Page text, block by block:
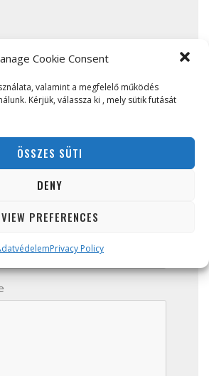
Cookie Consent
valamint a megfelelő működés
Kérjük, válassza ki , mely sütik futását
ÖSSZES SÜTI
DENY
VIEW PREFERENCES
Privacy Policy